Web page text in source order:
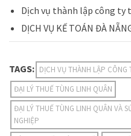
Dịch vụ thành lập công ty
DỊCH VỤ KẾ TOÁN ĐÀ
TAGS: DỊCH VỤ THÀNH LẬP CÔNG
ĐẠI LÝ THUẾ TÙNG LINH QUÂN
ĐẠI LÝ THUẾ TÙNG LINH QUÂN VÀ
NGHIỆP